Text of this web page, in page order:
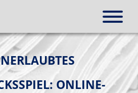
ONLINE-